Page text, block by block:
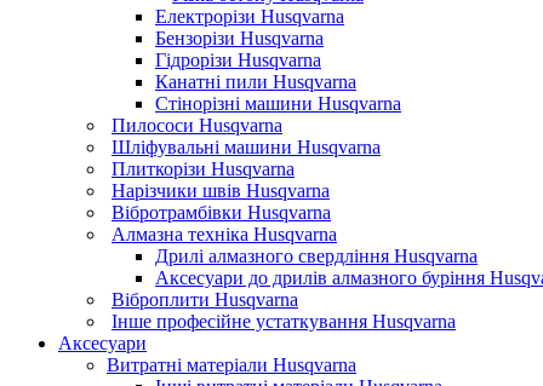
Електрорізи Husqvarna
Бензорізи Husqvarna
Гідрорізи Husqvarna
Канатні пили Husqvarna
Стінорізні машини Husqvarna
Пилососи Husqvarna
Шліфувальні машини Husqvarna
Плиткорізи Husqvarna
Нарізчики швів Husqvarna
Вібротрамбівки Husqvarna
Алмазна техніка Husqvarna
Дрилі алмазного свердління Husqvarna
Аксесуари до дрилів алмазного буріння
Віброплити Husqvarna
Інше професійне устаткування Husqvarna
Аксесуари
Витратні матеріали Husqvarna